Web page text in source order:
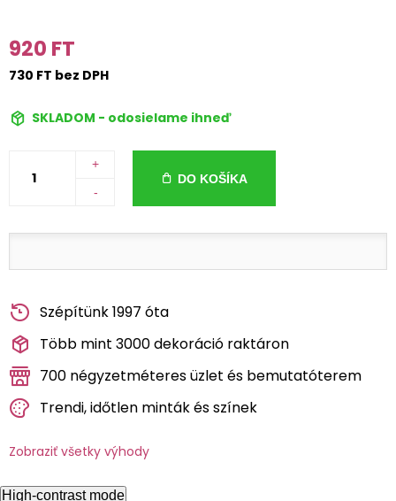
920 FT
730 FT bez DPH
SKLADOM - odosielame ihneď
+
-
DO KOŠÍKA
Szépítünk 1997 óta
Több mint 3000 dekoráció raktáron
700 négyzetméteres üzlet és bemutatóterem
Trendi, időtlen minták és színek
Zobraziť všetky výhody
High-contrast mode